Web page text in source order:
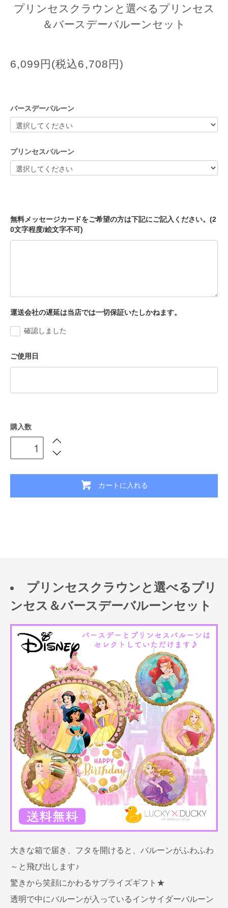
プリンセスクラウンと選べるプリンセス
＆バースデーバルーンセット
6,099円(税込6,708円)
バースデーバルーン
プリンセスバルーン
無料メッセージカードをご希望の方は下記にご記入ください。(2
0文字程度/絵文字不可)
運送会社の遅延は当店では一切保証いたしかねます。
確認しました
ご使用日
購入数
カートに入れる
プリンセスクラウンと選べるプリ
ンセス＆バースデーバルーンセット
大きな箱で届き、フタを開けると、バルーンがふわふわ
～と飛び出します♪
驚きから笑顔にかわるサプライズギフト★
透明で中にバルーンが入っているインサイダーバルーン